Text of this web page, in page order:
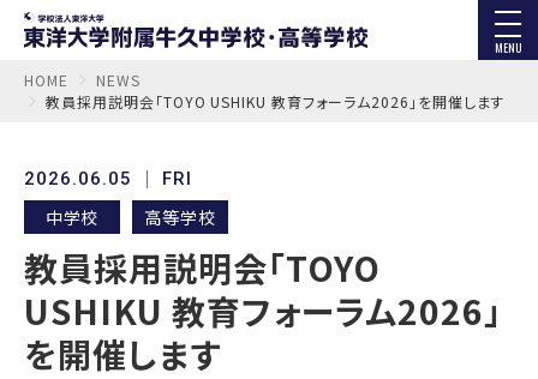
MENU
HOME
NEWS
教員採用説明会「TOYO USHIKU 教育フォーラム2026」を開催します
2026.06.05 FRI
中学校 高等学校
教員採用説明会「TOYO
USHIKU 教育フォーラム2026」
を開催します